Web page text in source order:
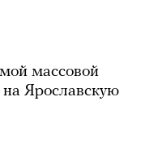
массовой
на Ярославскую